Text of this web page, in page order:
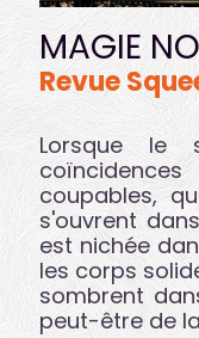
MAGIE
Revue
Lorsque le
coupables,
s'ouvrent
est nichée
les corps
sombrent
peut-être de la